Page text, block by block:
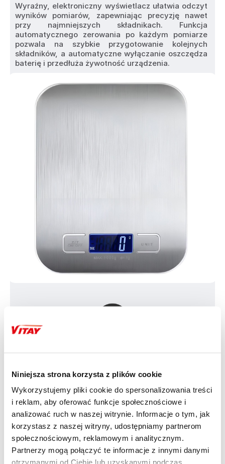
Niniejsza strona korzysta z plików cookie
Wykorzystujemy pliki cookie do spersonalizowania treści
i reklam, aby oferować funkcje społecznościowe i
analizować ruch w naszej witrynie. Informacje o tym, jak
korzystasz z naszej witryny, udostępniamy partnerom
społecznościowym, reklamowym i analitycznym.
Partnerzy mogą połączyć te informacje z innymi danymi
otrzymanymi od Ciebie lub uzyskanymi podczas
Wyraźny, elektroniczny wyświetlacz ułatwia odczyt
wyników pomiarów, zapewniając precyzję nawet
przy najmniejszych składnikach. Funkcja
automatycznego zerowania po każdym pomiarze
pozwala na szybkie przygotowanie kolejnych
składników, a automatyczne wyłączanie oszczędza
baterię i przedłuża żywotność urządzenia.
TAROWANIA
Wbudowany wskaźnik ostrzega przed niskim
poziomem baterii, a także przeciążeniem wagi,
zapewniając długotrwałe i bezpieczne użytkowanie.
Funkcja tarowania pozwala na ważenie wielu
składników oddzielnie, bez konieczności usuwania
wcześniej dodanych. Po każdym dodaniu nowego
składnika waga może być wyzerowana, co